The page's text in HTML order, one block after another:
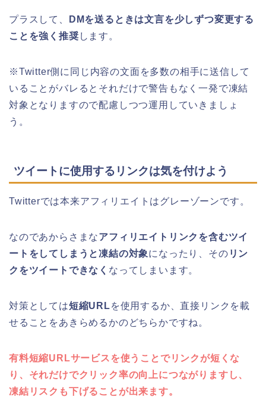
プラスして、
DMを送るときは文言を少しずつ変更する
ことを強く推奨 します。
※Twitter側に同じ内容の文面を多数の相手に送信して
いることがバレるとそれだけで警告もなく一発で凍結
対象となりますので配慮しつつ運用していきましょ
う。
ツイートに使用するリンクは気を付けよう
Twitterでは本来アフィリエイトはグレーゾーンです。
なのであからさまなアフィリエイトリンクを含むツイ
ートをしてしまうと凍結の対象になったり、その リン
クをツイートできなく なってしまいます。
対策としては短縮URLを使用するか、直接リンクを載
せることをあきらめるかのどちらかですね。
有料短縮URLサービスを使うことでリンクが短くな
り、それだけでクリック率の向上につながりますし、
凍結リスクも下げることが出来ます。